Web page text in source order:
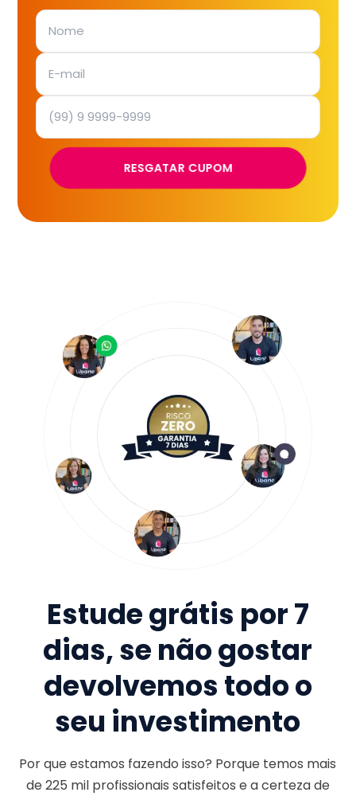
RESGATAR CUPOM
Estude grátis por 7
dias, se não gostar
devolvemos todo o
seu investimento
Por que estamos fazendo isso? Porque temos mais
de225 milprofissionais satisfeitos e a certeza de